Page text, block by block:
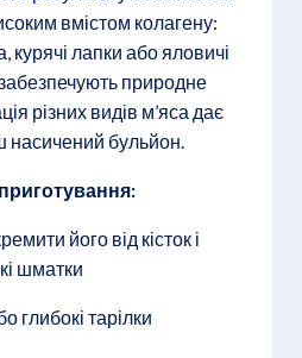
вмістом колагену:
курячі лапки або яловичі
природне
різних видів м’яса дає
насичений бульйон.
його від кісток і
шматки
глибокі тарілки